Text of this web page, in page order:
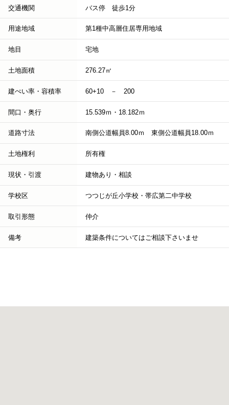
交通機関 バス停 徒歩1分
用途地域 第1種中高層住居専用地域
地目 宅地
土地面積 276.27㎡
建ぺい率・容積率 60+10 － 200
間口・奥行 15.539ｍ・18.182ｍ
道路寸法 南側公道幅員8.00ｍ 東側公道幅員18.00ｍ
土地権利 所有権
現状・引渡 建物あり・相談
学校区 つつじが丘小学校・帯広第二中学校
取引形態 仲介
備考 建築条件についてはご相談下さいませ